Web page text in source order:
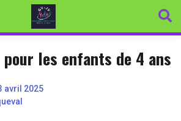
pour les enfants de 4 ans
avril 2025